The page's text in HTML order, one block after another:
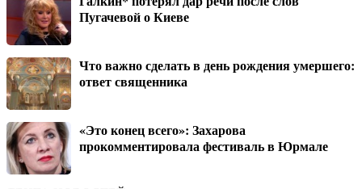
Пугачевой о Киеве
Что важно сделать в день рождения умершего:
ответ священника
«Это конец всего»: Захарова
прокомментировала фестиваль в Юрмале